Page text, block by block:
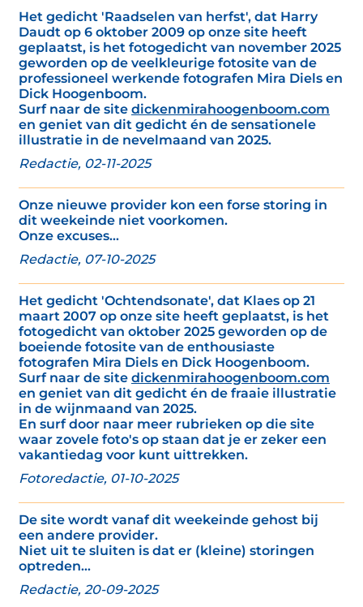
Het gedicht 'Raadselen van herfst', dat Harry
Daudt op 6 oktober 2009 op onze site heeft
geplaatst, is het fotogedicht van november 2025
geworden op de veelkleurige fotosite van de
professioneel werkende fotografen Mira Diels en
Dick Hoogenboom.
Surf naar de site dickenmirahoogenboom.com
en geniet van dit gedicht én de sensationele
illustratie in de nevelmaand van 2025.
Redactie, 02-11-2025
Onze nieuwe provider kon een forse storing in
dit weekeinde niet voorkomen.
Onze excuses...
Redactie, 07-10-2025
Het gedicht 'Ochtendsonate', dat Klaes op 21
maart 2007 op onze site heeft geplaatst, is het
fotogedicht van oktober 2025 geworden op de
boeiende fotosite van de enthousiaste
fotografen Mira Diels en Dick Hoogenboom.
Surf naar de site dickenmirahoogenboom.com
en geniet van dit gedicht én de fraaie illustratie
in de wijnmaand van 2025.
En surf door naar meer rubrieken op die site
waar zovele foto's op staan dat je er zeker een
vakantiedag voor kunt uittrekken.
Fotoredactie, 01-10-2025
De site wordt vanaf dit weekeinde gehost bij
een andere provider.
Niet uit te sluiten is dat er (kleine) storingen
optreden...
Redactie, 20-09-2025